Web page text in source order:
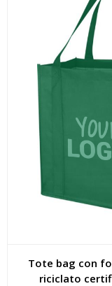
Tote bag con
riciclato